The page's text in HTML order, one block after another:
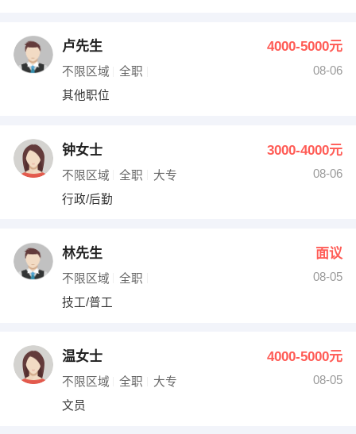
卢先生 4000-5000元
不限区域 全职
08-06
其他职位
钟女士 3000-4000元
不限区域 全职 大专
08-06
行政/后勤
林先生 面议
不限区域 全职
08-05
技工/普工
温女士 4000-5000元
不限区域 全职 大专
08-05
文员